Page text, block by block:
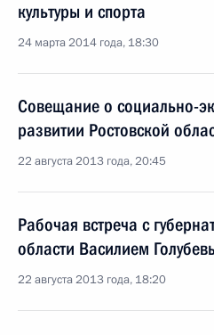
культуры и спорта
24 марта 2014 года, 18:30
Совещание о социально-
развитии Ростовской
22 августа 2013 года, 20:45
Рабочая встреча с
области Василием
22 августа 2013 года, 18:20